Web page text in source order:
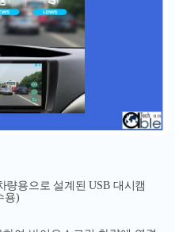
량용으로 설계된 USB 대시캠
용)